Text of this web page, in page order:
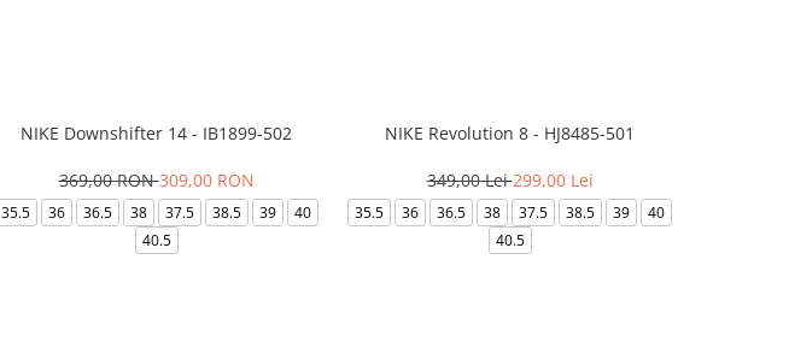
NIKE Downshifter 14 - IB1899-502
369,00 RON309,00 RON
35.5 36 36.5 38 37.5 38.5 39
40
40.5
NIKE Revolution 8 - HJ8485-501
349,00 Lei299,00 Lei
35.5 36 36.5 38 37.5 38.5 39
40
40.5